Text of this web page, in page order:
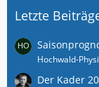
Letzte
Hochwald-
Der Kader